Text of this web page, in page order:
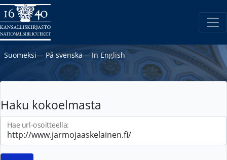
Suomeksi― På svenska― In English
Haku kokoelmasta
Hae url-osoitteella: